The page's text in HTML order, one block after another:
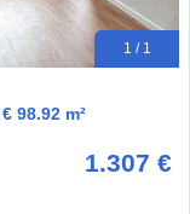
1 / 1
98.92 m²
1.307 €